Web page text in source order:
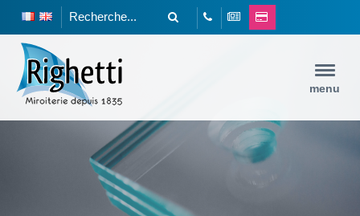
menu